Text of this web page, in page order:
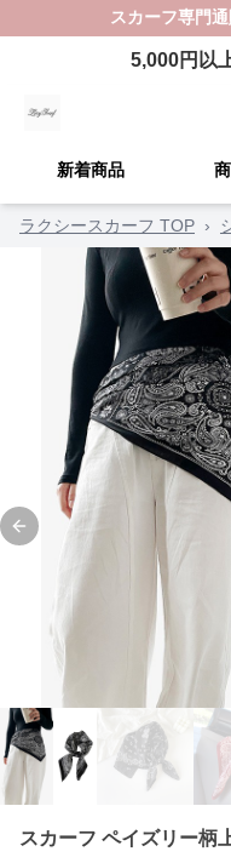
スカーフ専門通
5,000円以
新着商品
ラクシースカーフ TOP ›
Previous slide
スカーフ ペイズリー柄